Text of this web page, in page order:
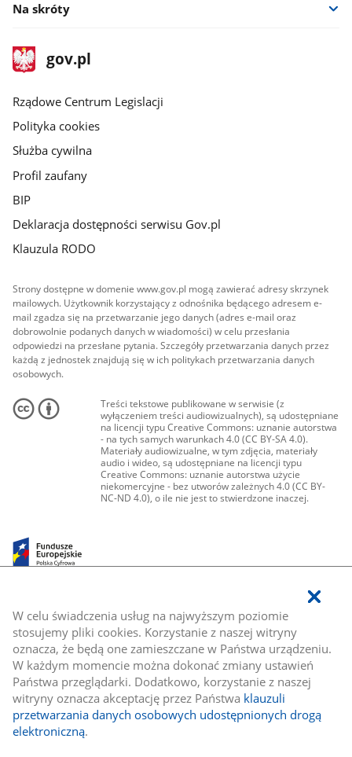
W celu świadczenia usług na najwyższym poziomie
stosujemy pliki cookies. Korzystanie z naszej witryny
oznacza, że będą one zamieszczane w Państwa urządzeniu.
W każdym momencie można dokonać zmiany ustawień
Państwa przeglądarki. Dodatkowo, korzystanie z naszej
witryny oznacza akceptację przez Państwa klauzuli
przetwarzania danych osobowych udostępnionych drogą
elektroniczną.
Na skróty
stopka
gov.plStrona
gov.pl
Rządowe Centrum Legislacji
Polityka cookies
Służba cywilna
Profil zaufany
BIP
Deklaracja dostępności serwisu Gov.pl
Klauzula RODO
Strony dostępne w domenie www.gov.pl mogą zawierać adresy skrzynek
mailowych. Użytkownik korzystający z odnośnika będącego adresem e-
mail zgadza się na przetwarzanie jego danych (adres e-mail oraz
dobrowolnie podanych danych w wiadomości) w celu przesłania
odpowiedzi na przesłane pytania. Szczegóły przetwarzania danych przez
każdą z jednostek znajdują się w ich politykach przetwarzania danych
osobowych.
Treści tekstowe publikowane w serwisie (z
wyłączeniem treści audiowizualnych), są udostępniane
na licencji typu Creative Commons: uznanie autorstwa
- na tych samych warunkach 4.0 (CC BY-SA 4.0).
Materiały audiowizualne, w tym zdjęcia, materiały
audio i wideo, są udostępniane na licencji typu
Creative Commons: uznanie autorstwa użycie
niekomercyjne - bez utworów zależnych 4.0 (CC BY-
NC-ND 4.0), o ile nie jest to stwierdzone inaczej.